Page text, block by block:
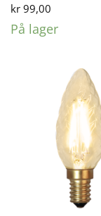
kr99,00
På lager